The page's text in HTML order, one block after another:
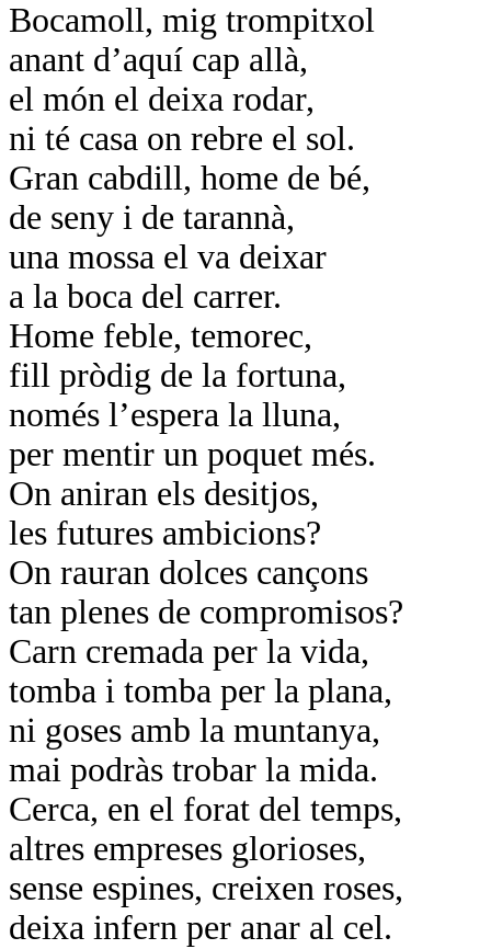
Bocamoll, mig trompitxol
anant d’aquí cap allà,
el món el deixa rodar,
ni té casa on rebre el sol.
Gran cabdill, home de bé,
de seny i de tarannà,
una mossa el va deixar
a la boca del carrer.
Home feble, temorec,
fill pròdig de la fortuna,
només l’espera la lluna,
per mentir un poquet més.
On aniran els desitjos,
les futures ambicions?
On rauran dolces cançons
tan plenes de compromisos?
Carn cremada per la vida,
tomba i tomba per la plana,
ni goses amb la muntanya,
mai podràs trobar la mida.
Cerca, en el forat del temps,
altres empreses glorioses,
sense espines, creixen roses,
deixa infern per anar al cel.